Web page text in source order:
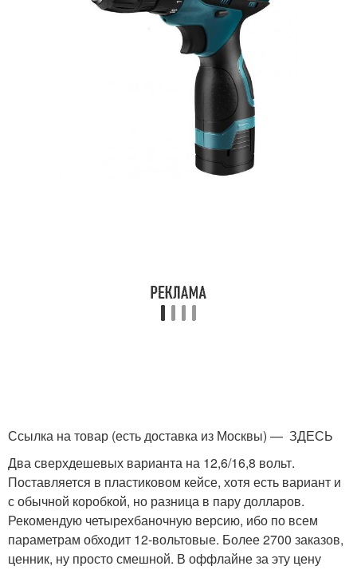
Ссылка на товар (есть доставка из Москвы) — ЗДЕСЬ
Два сверхдешевых варианта на 12,6/16,8 вольт.
Поставляется в пластиковом кейсе, хотя есть вариант и
с обычной коробкой, но разница в пару долларов.
Рекомендую четырехбаночную версию, ибо по всем
параметрам обходит 12-вольтовые. Более 2700 заказов,
ценник, ну просто смешной. В оффлайне за эту цену